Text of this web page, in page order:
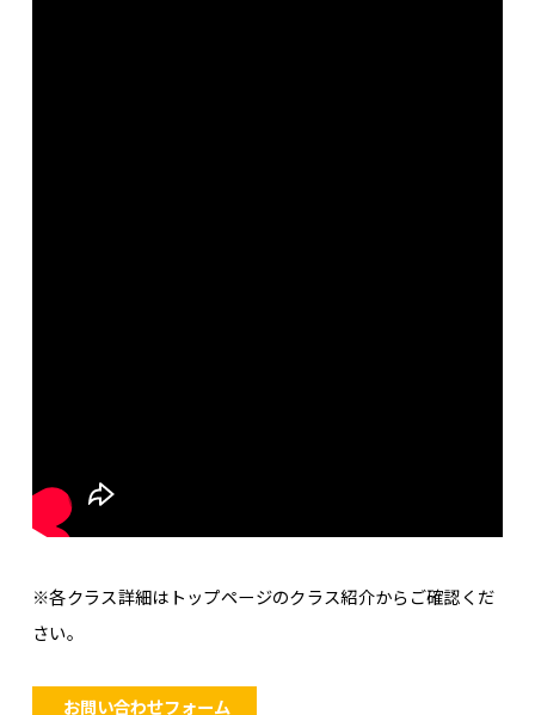
※各クラス詳細はトップページのクラス紹介からご確認くだ
さい。
お問い合わせフォーム